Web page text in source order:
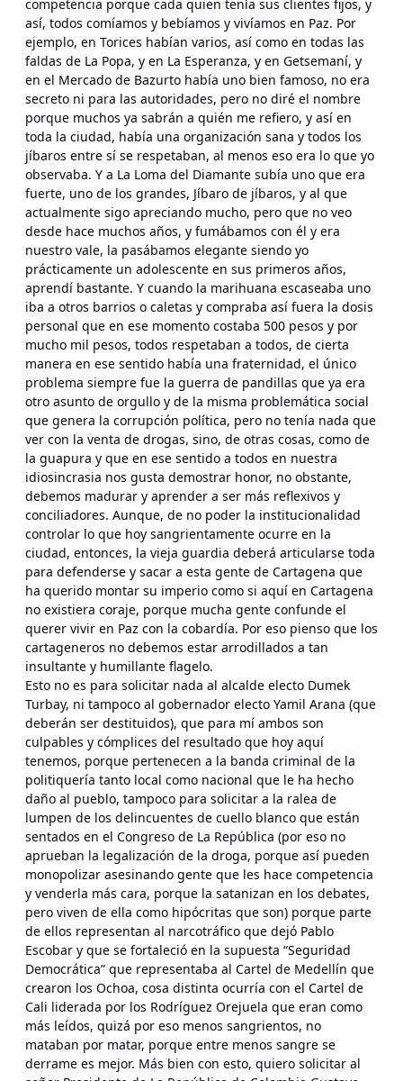
competencia porque cada quien tenía sus clientes fijos, y
así, todos comíamos y bebíamos y vivíamos en Paz. Por
ejemplo, en Torices habían varios, así como en todas las
faldas de La Popa, y en La Esperanza, y en Getsemaní, y
en el Mercado de Bazurto había uno bien famoso, no era
secreto ni para las autoridades, pero no diré el nombre
porque muchos ya sabrán a quién me refiero, y así en
toda la ciudad, había una organización sana y todos los
jíbaros entre sí se respetaban, al menos eso era lo que yo
observaba. Y a La Loma del Diamante subía uno que era
fuerte, uno de los grandes, Jíbaro de jíbaros, y al que
actualmente sigo apreciando mucho, pero que no veo
desde hace muchos años, y fumábamos con él y era
nuestro vale, la pasábamos elegante siendo yo
prácticamente un adolescente en sus primeros años,
aprendí bastante. Y cuando la marihuana escaseaba uno
iba a otros barrios o caletas y compraba así fuera la dosis
personal que en ese momento costaba 500 pesos y por
mucho mil pesos, todos respetaban a todos, de cierta
manera en ese sentido había una fraternidad, el único
problema siempre fue la guerra de pandillas que ya era
otro asunto de orgullo y de la misma problemática social
que genera la corrupción política, pero no tenía nada que
ver con la venta de drogas, sino, de otras cosas, como de
la guapura y que en ese sentido a todos en nuestra
idiosincrasia nos gusta demostrar honor, no obstante,
debemos madurar y aprender a ser más reflexivos y
conciliadores. Aunque, de no poder la institucionalidad
controlar lo que hoy sangrientamente ocurre en la
ciudad, entonces, la vieja guardia deberá articularse toda
para defenderse y sacar a esta gente de Cartagena que
ha querido montar su imperio como si aquí en Cartagena
no existiera coraje, porque mucha gente confunde el
querer vivir en Paz con la cobardía. Por eso pienso que los
cartageneros no debemos estar arrodillados a tan
insultante y humillante flagelo.
Esto no es para solicitar nada al alcalde electo Dumek
Turbay, ni tampoco al gobernador electo Yamil Arana (que
deberán ser destituidos), que para mí ambos son
culpables y cómplices del resultado que hoy aquí
tenemos, porque pertenecen a la banda criminal de la
politiquería tanto local como nacional que le ha hecho
daño al pueblo, tampoco para solicitar a la ralea de
lumpen de los delincuentes de cuello blanco que están
sentados en el Congreso de La República (por eso no
aprueban la legalización de la droga, porque así pueden
monopolizar asesinando gente que les hace competencia
y venderla más cara, porque la satanizan en los debates,
pero viven de ella como hipócritas que son) porque parte
de ellos representan al narcotráfico que dejó Pablo
Escobar y que se fortaleció en la supuesta “Seguridad
Democrática” que representaba al Cartel de Medellín que
crearon los Ochoa, cosa distinta ocurría con el Cartel de
Cali liderada por los Rodríguez Orejuela que eran como
más leídos, quizá por eso menos sangrientos, no
mataban por matar, porque entre menos sangre se
derrame es mejor. Más bien con esto, quiero solicitar al